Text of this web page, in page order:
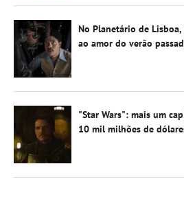
No Planetário de
ao amor do verão
"Star Wars": mais um
10 mil milhões de